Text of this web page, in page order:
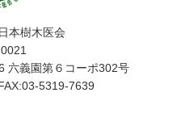
本樹木医会
六義園第６コーポ302号
5319-7639